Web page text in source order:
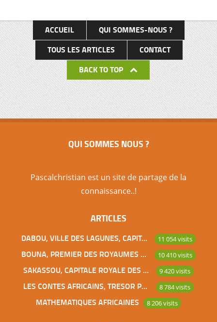
ACCUEIL
QUI SOMMES-NOUS ?
TOUS LES ARTICLES
CONTACT
BACK TO TOP
QUI SOMMES NOUS ?
Pascalchristian est un site de partage de la
connaissance..!
ARTICLES
DABOU, VILLE DES LAGUNES, CAPITALE DES ADJOUKROU 11 054 visits
BOUNA, PREMIER DES ROYAUMES DE CÔTE D’IVOIRE 10 410 visits
SAKASSOU, CAPITALE ROYALE DES BAOULES 9 420 visits
LES CONTES AFRICAINS, TRESOR POUR L’HUMANITE 8 784 visits
MATHEMATIQUES AFRICAINES 8 206 visits